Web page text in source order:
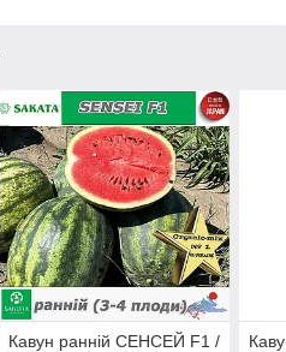
Кавун ранній СЕНСЕЙ F1 /